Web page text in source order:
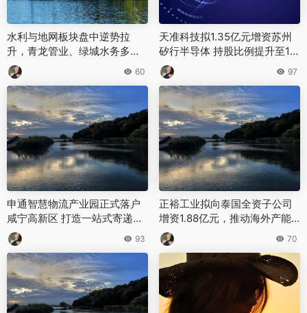
水利与地网板块盘中逆势拉
升，青龙管业、绿城水务多股
涨停
60
天准科技拟1.35亿元增资苏州
矽行半导体 持股比例提升至17.
03%
97
申通智慧物流产业园正式落户
咸宁高新区 打造一站式寄递服
务全链条
93
正裕工业拟向泰国全资子公司
增资1.88亿元，推动海外产能
升级
70